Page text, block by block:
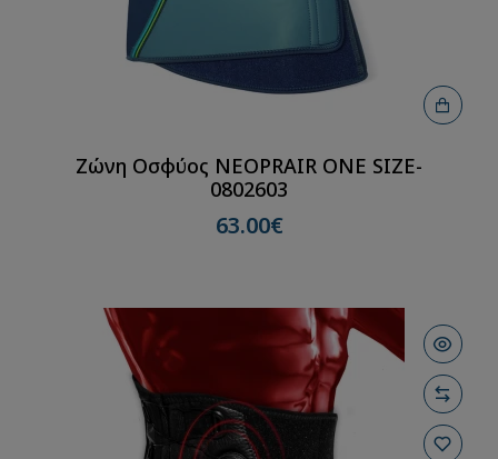
Ζώνη Οσφύος NEOPRAIR ONE SIZE-
0802603
63.00€